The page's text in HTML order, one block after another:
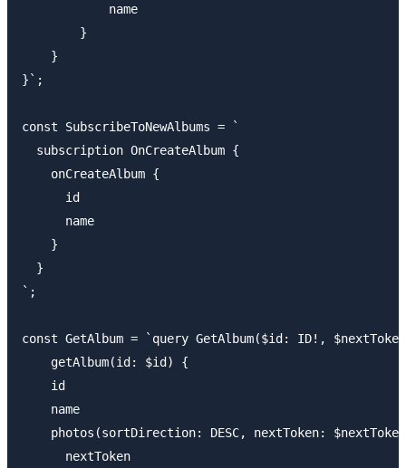
            name
        }
    }
}`;
const SubscribeToNewAlbums = `
  subscription OnCreateAlbum {
    onCreateAlbum {
      id
      name
    }
  }
`;
const GetAlbum = `query GetAlbum($id: ID!,
    getAlbum(id: $id) {
    id
    name
photos(sortDirection: DESC, nextToken:
      nextToken